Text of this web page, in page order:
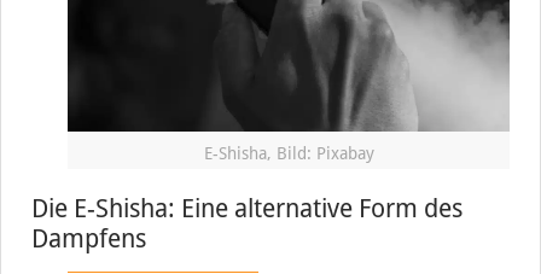
E-Shisha, Bild: Pixabay
Die E-Shisha: Eine alternative Form des
Dampfens